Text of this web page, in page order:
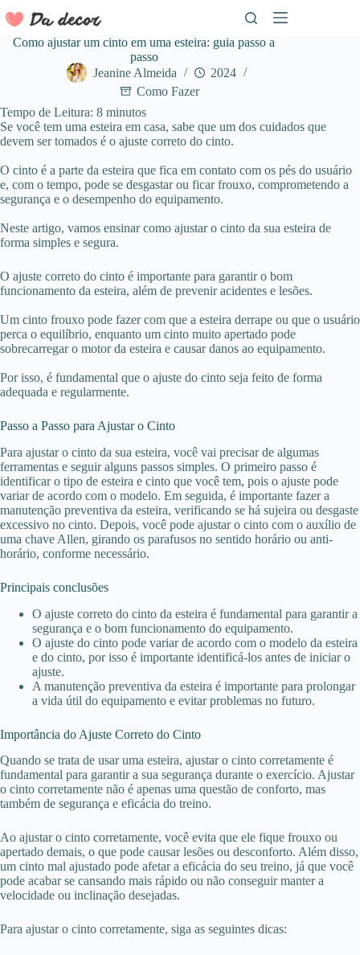
para
conteúdo
Como ajustar um cinto em uma esteira: guia passo a
passo
Jeanine Almeida
2024
Como Fazer
Tempo de Leitura: 8 minutos
Se você tem uma esteira em casa, sabe que um dos cuidados que
devem ser tomados é o ajuste correto do cinto.
O cinto é a parte da esteira que fica em contato com os pés do usuário
e, com o tempo, pode se desgastar ou ficar frouxo, comprometendo a
segurança e o desempenho do equipamento.
Neste artigo, vamos ensinar como ajustar o cinto da sua esteira de
forma simples e segura.
O ajuste correto do cinto é importante para garantir o bom
funcionamento da esteira, além de prevenir acidentes e lesões.
Um cinto frouxo pode fazer com que a esteira derrape ou que o usuário
perca o equilíbrio, enquanto um cinto muito apertado pode
sobrecarregar o motor da esteira e causar danos ao equipamento.
Por isso, é fundamental que o ajuste do cinto seja feito de forma
adequada e regularmente.
Passo a Passo para Ajustar o Cinto
Para ajustar o cinto da sua esteira, você vai precisar de algumas
ferramentas e seguir alguns passos simples. O primeiro passo é
identificar o tipo de esteira e cinto que você tem, pois o ajuste pode
variar de acordo com o modelo. Em seguida, é importante fazer a
manutenção preventiva da esteira, verificando se há sujeira ou desgaste
excessivo no cinto. Depois, você pode ajustar o cinto com o auxílio de
uma chave Allen, girando os parafusos no sentido horário ou anti-
horário, conforme necessário.
Principais conclusões
O ajuste correto do cinto da esteira é fundamental para garantir a
segurança e o bom funcionamento do equipamento.
O ajuste do cinto pode variar de acordo com o modelo da esteira
e do cinto, por isso é importante identificá-los antes de iniciar o
ajuste.
A manutenção preventiva da esteira é importante para prolongar
a vida útil do equipamento e evitar problemas no futuro.
Importância do Ajuste Correto do Cinto
Quando se trata de usar uma esteira, ajustar o cinto corretamente é
fundamental para garantir a sua segurança durante o exercício. Ajustar
o cinto corretamente não é apenas uma questão de conforto, mas
também de segurança e eficácia do treino.
Ao ajustar o cinto corretamente, você evita que ele fique frouxo ou
apertado demais, o que pode causar lesões ou desconforto. Além disso,
um cinto mal ajustado pode afetar a eficácia do seu treino, já que você
pode acabar se cansando mais rápido ou não conseguir manter a
velocidade ou inclinação desejadas.
Para ajustar o cinto corretamente, siga as seguintes dicas: